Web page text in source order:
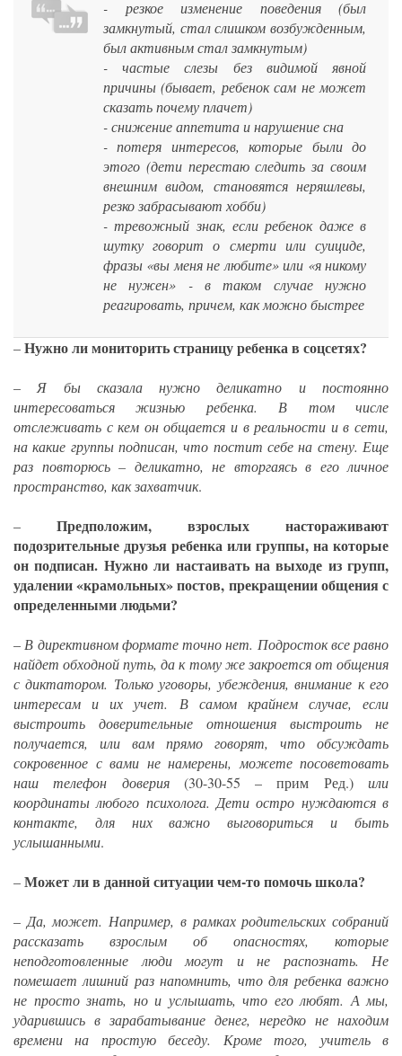
- резкое изменение поведения (был
замкнутый, стал слишком возбужденным,
был активным стал замкнутым)
- частые слезы без видимой явной
причины (бывает, ребенок сам не может
сказать почему плачет)
- снижение аппетита и нарушение сна
- потеря интересов, которые были до
этого (дети перестаю следить за своим
внешним видом, становятся неряшлевы,
резко забрасывают хобби)
- тревожный знак, если ребенок даже в
шутку говорит о смерти или суициде,
фразы «вы меня не любите» или «я никому
не нужен» - в таком случае нужно
реагировать, причем, как можно быстрее
–Нужно ли мониторить страницу ребенка в соцсетях?
– Я бы сказала нужно деликатно и постоянно
интересоваться жизнью ребенка. В том числе
отслеживать с кем он общается и в реальности и в сети,
на какие группы подписан, что постит себе на стену. Еще
раз повторюсь – деликатно, не вторгаясь в его личное
пространство, как захватчик.
– Предположим, взрослых настораживают
подозрительные друзья ребенка или группы, на которые
он подписан. Нужно ли настаивать на выходе из групп,
удалении «крамольных» постов, прекращении общения с
определенными людьми?
– В директивном формате точно нет. Подросток все равно
найдет обходной путь, да к тому же закроется от общения
с диктатором. Только уговоры, убеждения, внимание к его
интересам и их учет. В самом крайнем случае, если
выстроить доверительные отношения выстроить не
получается, или вам прямо говорят, что обсуждать
сокровенное с вами не намерены, можете посоветовать
наш телефон доверия(30-30-55 – прим Ред.)или
координаты любого психолога. Дети остро нуждаются в
контакте, для них важно выговориться и быть
услышанными.
–Может ли в данной ситуации чем-то помочь школа?
– Да, может. Например, в рамках родительских собраний
рассказать взрослым об опасностях, которые
неподготовленные люди могут и не распознать. Не
помешает лишний раз напомнить, что для ребенка важно
не просто знать, но и услышать, что его любят. А мы,
ударившись в зарабатывание денег, нередко не находим
времени на простую беседу. Кроме того, учитель в